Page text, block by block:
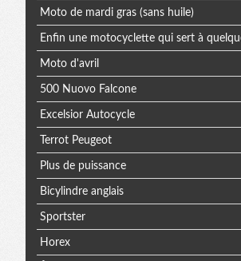
Moto de mardi gras (sans huile)
Enfin une motocyclette qui sert à
Moto d'avril
500 Nuovo Falcone
Excelsior Autocycle
Terrot Peugeot
Plus de puissance
Bicylindre anglais
Sportster
Horex